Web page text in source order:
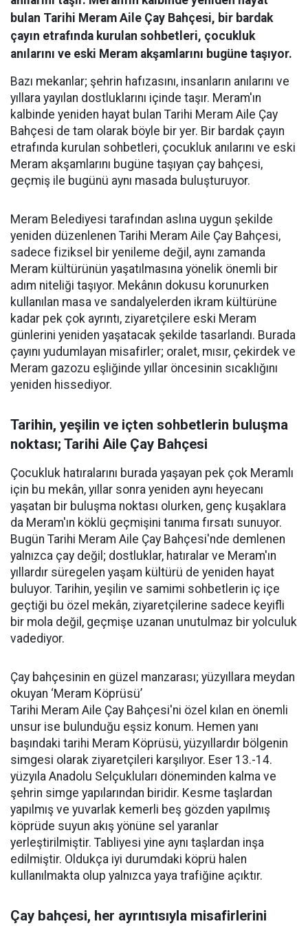
bulan Tarihi Meram Aile Çay Bahçesi, bir bardak
çayın etrafında kurulan sohbetleri, çocukluk
anılarını ve eski Meram akşamlarını bugüne taşıyor.
Bazı mekanlar; şehrin hafızasını, insanların anılarını ve
yıllara yayılan dostluklarını içinde taşır. Meram'ın
kalbinde yeniden hayat bulan Tarihi Meram Aile Çay
Bahçesi de tam olarak böyle bir yer. Bir bardak çayın
etrafında kurulan sohbetleri, çocukluk anılarını ve eski
Meram akşamlarını bugüne taşıyan çay bahçesi,
geçmiş ile bugünü aynı masada buluşturuyor.
Meram Belediyesi tarafından aslına uygun şekilde
yeniden düzenlenen Tarihi Meram Aile Çay Bahçesi,
sadece fiziksel bir yenileme değil, aynı zamanda
Meram kültürünün yaşatılmasına yönelik önemli bir
adım niteliği taşıyor. Mekânın dokusu korunurken
kullanılan masa ve sandalyelerden ikram kültürüne
kadar pek çok ayrıntı, ziyaretçilere eski Meram
günlerini yeniden yaşatacak şekilde tasarlandı. Burada
çayını yudumlayan misafirler; oralet, mısır, çekirdek ve
Meram gazozu eşliğinde yıllar öncesinin sıcaklığını
yeniden hissediyor.
Tarihin, yeşilin ve içten sohbetlerin buluşma
noktası; Tarihi Aile Çay Bahçesi
Çocukluk hatıralarını burada yaşayan pek çok Meramlı
için bu mekân, yıllar sonra yeniden aynı heyecanı
yaşatan bir buluşma noktası olurken, genç kuşaklara
da Meram'ın köklü geçmişini tanıma fırsatı sunuyor.
Bugün Tarihi Meram Aile Çay Bahçesi'nde demlenen
yalnızca çay değil; dostluklar, hatıralar ve Meram'ın
yıllardır süregelen yaşam kültürü de yeniden hayat
buluyor. Tarihin, yeşilin ve samimi sohbetlerin iç içe
geçtiği bu özel mekân, ziyaretçilerine sadece keyifli
bir mola değil, geçmişe uzanan unutulmaz bir yolculuk
vadediyor.
Çay bahçesinin en güzel manzarası; yüzyıllara meydan
okuyan ‘Meram Köprüsü’
Tarihi Meram Aile Çay Bahçesi'ni özel kılan en önemli
unsur ise bulunduğu eşsiz konum. Hemen yanı
başındaki tarihi Meram Köprüsü, yüzyıllardır bölgenin
simgesi olarak ziyaretçileri karşılıyor. Eser 13.-14.
yüzyıla Anadolu Selçukluları döneminden kalma ve
şehrin simge yapılarından biridir. Kesme taşlardan
yapılmış ve yuvarlak kemerli beş gözden yapılmış
köprüde suyun akış yönüne sel yaranlar
yerleştirilmiştir. Tabliyesi yine aynı taşlardan inşa
edilmiştir. Oldukça iyi durumdaki köprü halen
kullanılmakta olup yalnızca yaya trafiğine açıktır.
Çay bahçesi, her ayrıntısıyla misafirlerini